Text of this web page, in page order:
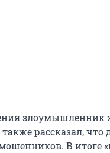
злоумышленник
рассказал, что
В итоге